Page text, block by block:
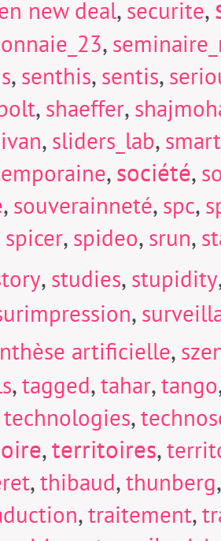
new deal, securite,
,
, senthis, sentis,
, shaeffer,
, sliders_lab,
,société,
, souverainneté, spc,
spicer, spideo, srun,
, studies, stupidity
,
artificielle,
,tagged,tahar,tango
technologies,
,territoires,
,thibaud,thunberg
,traitement,